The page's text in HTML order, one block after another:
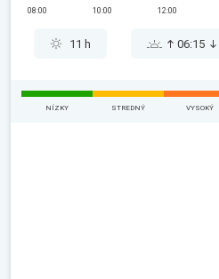
08:00 10:00 12:00
11 h 06:15
NÍZKY STREDNÝ VYSOKÝ